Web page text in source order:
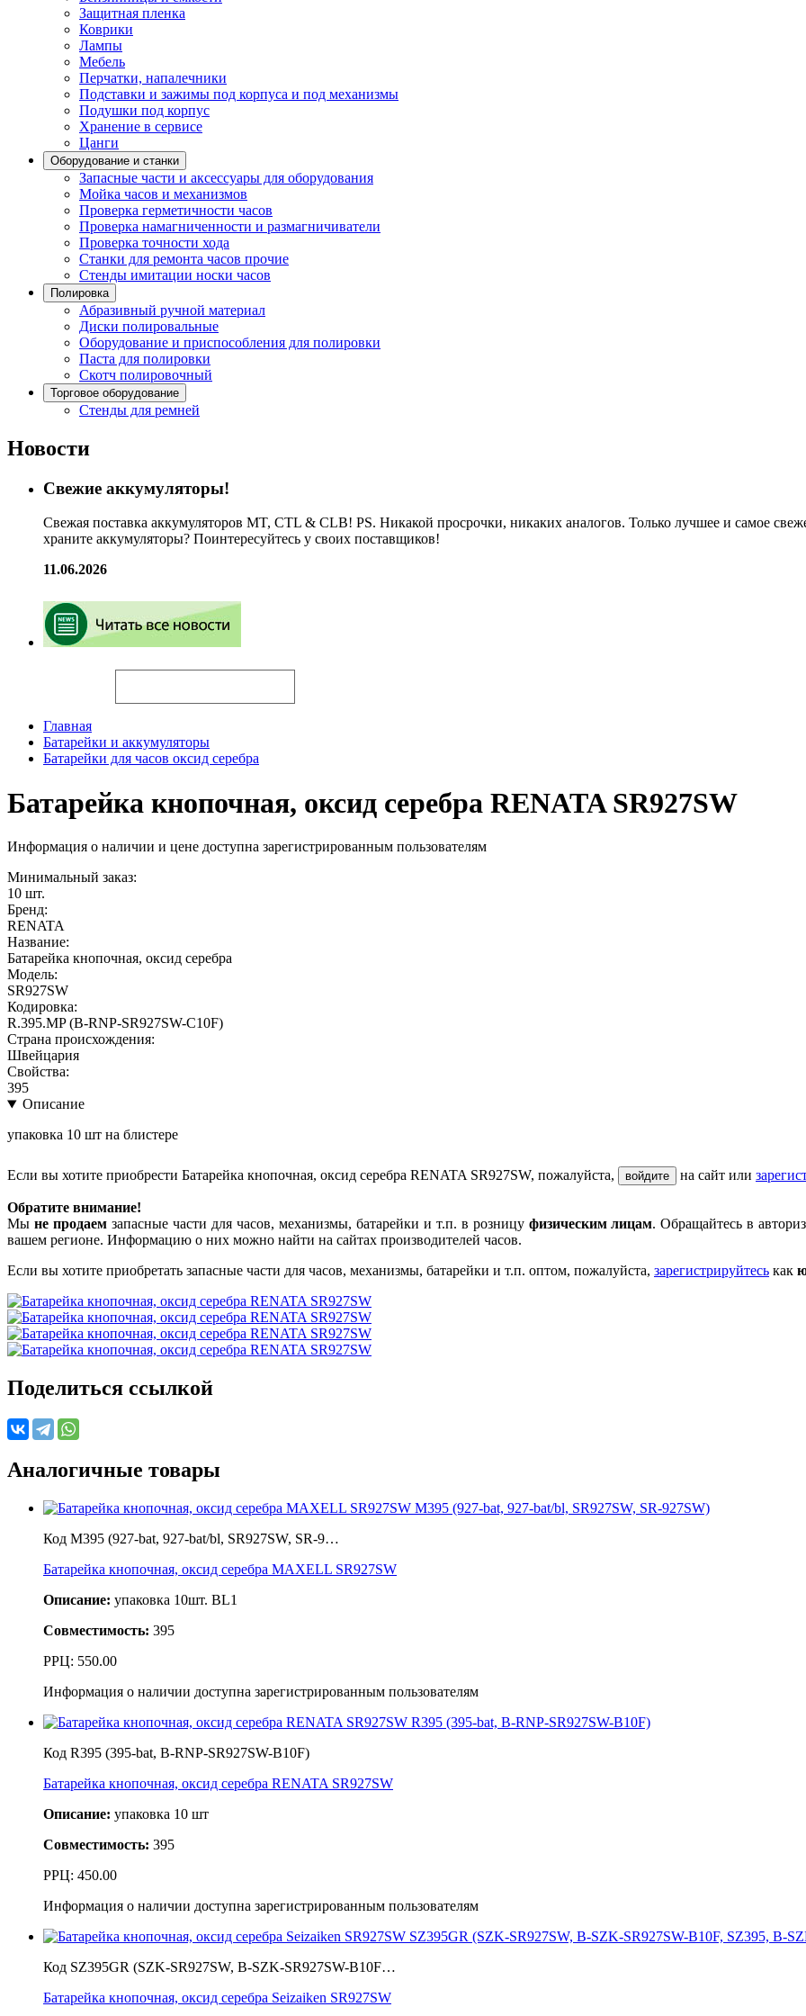
Защитная пленка
Коврики
Лампы
Мебель
Перчатки, напалечники
Подставки и зажимы под корпуса и под механизмы
Подушки под корпус
Хранение в сервисе
Цанги
Оборудование и станки
Запасные части и аксессуары для оборудования
Мойка часов и механизмов
Проверка герметичности часов
Проверка намагниченности и размагничиватели
Проверка точности хода
Станки для ремонта часов прочие
Стенды имитации носки часов
Полировка
Абразивный ручной материал
Диски полировальные
Оборудование и приспособления для полировки
Паста для полировки
Скотч полировочный
Торговое оборудование
Стенды для ремней
Новости
Свежие аккумуляторы!
Свежая поставка аккумуляторов MT, CTL & CLB! PS. Никакой просрочки, никаких аналогов. Только лучшее и самое
храните аккумуляторы? Поинтересуйтесь у своих поставщиков!
11.06.2026
Главная
Батарейки и аккумуляторы
Батарейки для часов оксид серебра
Батарейка кнопочная, оксид серебра RENATA SR927SW
Информация о наличии и цене доступна зарегистрированным пользователям
Минимальный заказ:
10 шт.
Бренд:
RENATA
Название:
Батарейка кнопочная, оксид серебра
Модель:
SR927SW
Кодировка:
R.395.MP (B-RNP-SR927SW-C10F)
Страна происхождения:
Швейцария
Свойства:
395
Описание
упаковка 10 шт на блистере
Если вы хотите приобрести Батарейка кнопочная, оксид серебра RENATA SR927SW, пожалуйста, войдите на сайт или
Обратите внимание!
Мы не продаемзапасные части для часов, механизмы, батарейки и т.п. в розницу физическим лицам. Обращайтесь в
вашем регионе. Информацию о них можно найти на сайтах производителей часов.
Если вы хотите приобретать запасные части для часов, механизмы, батарейки и т.п. оптом, пожалуйста, зарегистрируйтесь как
Поделиться ссылкой
Аналогичные товары
Код M395 (927-bat, 927-bat/bl, SR927SW, SR-9…
Батарейка кнопочная, оксид серебра MAXELL SR927SW
Описание: упаковка 10шт. BL1
Совместимость: 395
РРЦ: 550.00
Информация о наличии доступна зарегистрированным пользователям
Код R395 (395-bat, B-RNP-SR927SW-B10F)
Батарейка кнопочная, оксид серебра RENATA SR927SW
Описание: упаковка 10 шт
Совместимость: 395
РРЦ: 450.00
Информация о наличии доступна зарегистрированным пользователям
Код SZ395GR (SZK-SR927SW, B-SZK-SR927SW-B10F…
Батарейка кнопочная, оксид серебра Seizaiken SR927SW